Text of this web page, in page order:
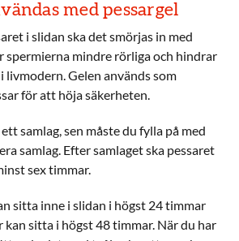
med pessargel
i slidan ska det smörjas in med
spermierna mindre rörliga och hindrar
livmodern. Gelen används som
för att höja säkerheten.
samlag, sen måste du fylla på med
samlag. Efter samlaget ska pessaret
sex timmar.
sitta inne i slidan i högst 24 timmar
kan sitta i högst 48 timmar. När du har